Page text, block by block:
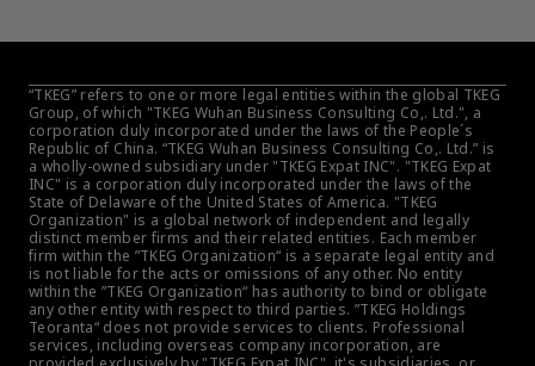
“TKEG” refers to one or more legal entities within the global TKEG
Group, of which "TKEG Wuhan Business Consulting Co,. Ltd.", a
corporation duly incorporated under the laws of the People´s
Republic of China. “TKEG Wuhan Business Consulting Co,. Ltd.” is
a wholly-owned subsidiary under "TKEG Expat INC". "TKEG Expat
INC" is a corporation duly incorporated under the laws of the
State of Delaware of the United States of America. "TKEG
Organization" is a global network of independent and legally
distinct member firms and their related entities. Each member
firm within the ”TKEG Organization“ is a separate legal entity and
is not liable for the acts or omissions of any other. No entity
within the ”TKEG Organization“ has authority to bind or obligate
any other entity with respect to third parties. ”TKEG Holdings
Teoranta“ does not provide services to clients. Professional
services, including overseas company incorporation, are